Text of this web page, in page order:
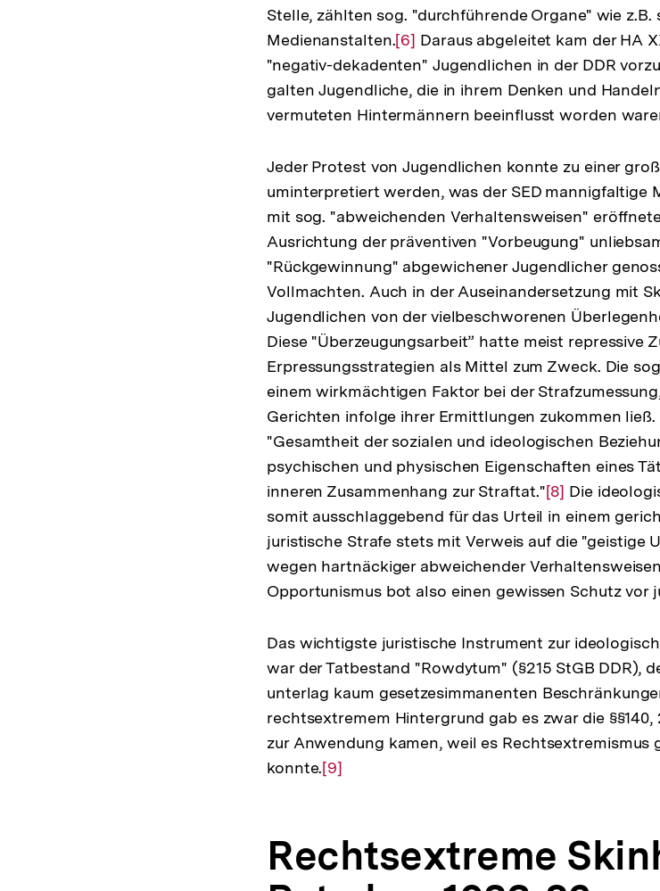
Stelle, zählten sog. "durchführende Organe" wie
Medienanstalten.Zur
Auflösung
der
Fußnote
[6] Daraus abgeleitet kam der HA
"negativ-dekadenten" Jugendlichen in der DDR
galten Jugendliche, die in ihrem Denken und
vermuteten Hintermännern beeinflusst worden
Jeder Protest von Jugendlichen konnte zu einer
uminterpretiert werden, was der SED mannigfaltige
mit sog. "abweichenden Verhaltensweisen"
Ausrichtung der präventiven "Vorbeugung"
"Rückgewinnung" abgewichener Jugendlicher
Vollmachten. Auch in der Auseinandersetzung mit
Jugendlichen von der vielbeschworenen
Diese "Überzeugungsarbeit” hatte meist repressive
Erpressungsstrategien als Mittel zum Zweck. Die
einem wirkmächtigen Faktor bei der
Gerichten infolge ihrer Ermittlungen zukommen
"Gesamtheit der sozialen und ideologischen
psychischen und physischen Eigenschaften eines
inneren Zusammenhang zur Straftat."Zur
Auflösung
der
Fußnote
[8] Die
somit ausschlaggebend für das Urteil in einem
juristische Strafe stets mit Verweis auf die "geistige
wegen hartnäckiger abweichender
Opportunismus bot also einen gewissen Schutz vor
Das wichtigste juristische Instrument zur
war der Tatbestand "Rowdytum" (§215 StGB DDR),
unterlag kaum gesetzesimmanenten
rechtsextremem Hintergrund gab es zwar die §§140,
zur Anwendung kamen, weil es Rechtsextremismus
konnte.Zur
Fußnote
[9]
Rechtsextreme